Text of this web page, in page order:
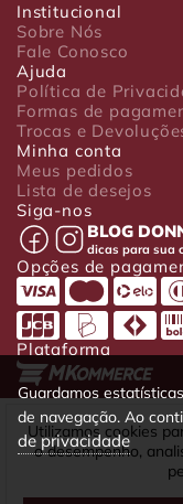
Institucional
Sobre Nós
Fale Conosco
Ajuda
Política de
Formas de
Trocas e
Minha conta
Meus pedidos
Lista de desejos
Siga-nos
BLOG
dicas para sua
Opções de
Plataforma
Luxo Comércio de
80030-001 - Curitiba -
CNPJ: 22.245.892/
Utilizamos cookies
o desempenho,
Guardamos
de navegação. Ao
de privacidade